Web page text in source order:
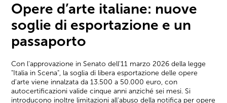
Opere d’arte italiane: nuove
soglie di esportazione e un
passaporto
Con l'approvazione in Senato dell'11 marzo 2026 della legge
"Italia in Scena", la soglia di libera esportazione delle opere
d'arte viene innalzata da 13.500 a 50.000 euro, con
autocertificazioni valide cinque anni anziché sei mesi. Si
introducono inoltre limitazioni all'abuso della notifica per opere